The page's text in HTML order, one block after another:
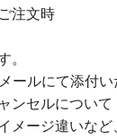
注文時
。
ールにて添付い
ンセルについて
メージ違いなど